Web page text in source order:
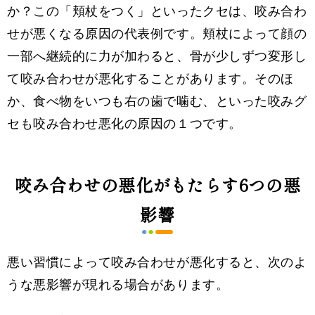
か？この「頬杖をつく」といったクセは、咬み合わ
せが悪くなる原因の代表例です。頬杖によって顔の
一部へ継続的に力が加わると、骨が少しずつ変形し
て咬み合わせが悪化することがあります。そのほ
か、食べ物をいつも右の歯で噛む、といった咬みグ
セも咬み合わせ悪化の原因の１つです。
咬み合わせの悪化がもたらす6つの悪
影響
悪い習慣によって咬み合わせが悪化すると、次のよ
うな悪影響が現れる場合があります。